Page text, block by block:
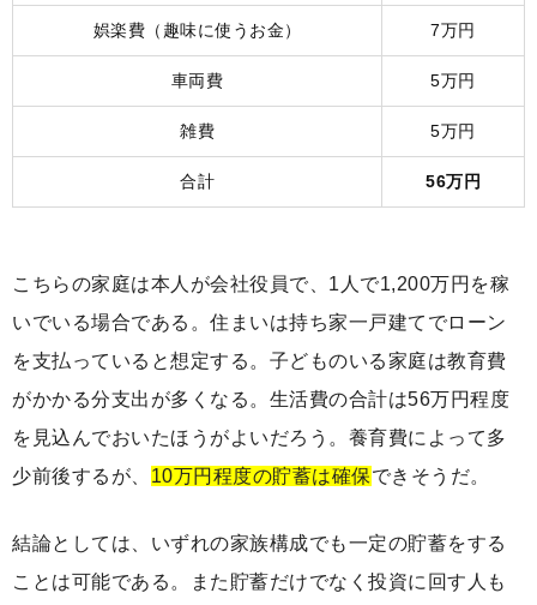
娯楽費（趣味に使うお金） 7万円
車両費 5万円
雑費 5万円
合計 56万円
こちらの家庭は本人が会社役員で、1人で1,200万円を稼
いでいる場合である。住まいは持ち家一戸建てでローン
を支払っていると想定する。子どものいる家庭は教育費
がかかる分支出が多くなる。生活費の合計は56万円程度
を見込んでおいたほうがよいだろう。養育費によって多
少前後するが、 10万円程度の貯蓄は確保できそうだ。
結論としては、いずれの家族構成でも一定の貯蓄をする
ことは可能である。また貯蓄だけでなく投資に回す人も